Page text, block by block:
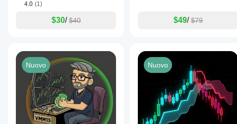
4.0 (1)
$30/ $40 $49/ $79
Nuovo Nuovo